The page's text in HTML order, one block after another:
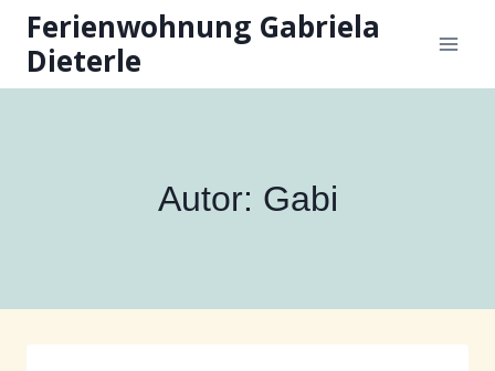
Zum
Inhalt
springen
Ferienwohnung Gabriela
Dieterle
Autor: Gabi